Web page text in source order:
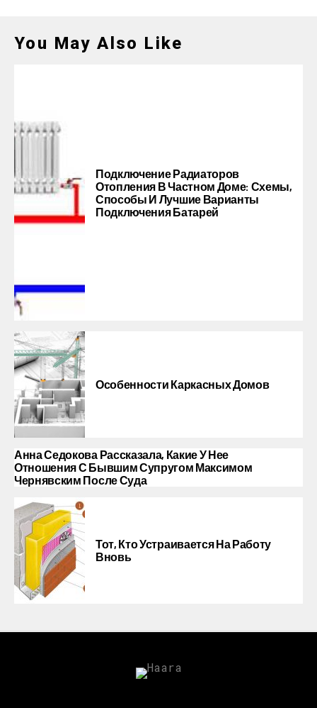
You May Also Like
Подключение Радиаторов
Отопления В Частном Доме: Схемы,
Способы И Лучшие Варианты
Подключения Батарей
Особенности Каркасных Домов
Анна Седокова Рассказала, Какие У Нее
Отношения С Бывшим Супругом Максимом
Чернявским После Суда
Тот, Кто Устраивается На Работу
Вновь